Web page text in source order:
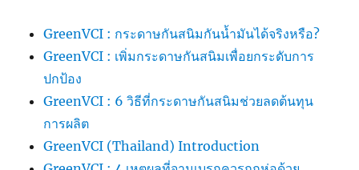
GreenVCI : กระดาษกันสนิมกันน้ำมันได้จริงหรือ?
GreenVCI : เพิ่มกระดาษกันสนิมเพื่อยกระดับการ
ปกป้อง
GreenVCI : 6 วิธีที่กระดาษกันสนิมช่วยลดต้นทุน
การผลิต
GreenVCI (Thailand) Introduction